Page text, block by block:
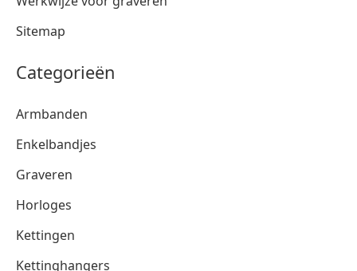
Sitemap
Categorieën
Armbanden
Enkelbandjes
Graveren
Horloges
Kettingen
Kettinghangers